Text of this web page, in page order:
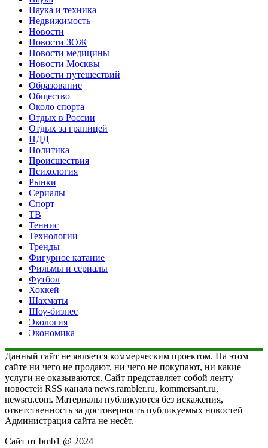
Наука и техника
Недвижимость
Новости
Новости ЗОЖ
Новости медицины
Новости Москвы
Новости путешествий
Образование
Общество
Около спорта
Отдых в России
Отдых за границей
ПДД
Политика
Происшествия
Психология
Рынки
Сериалы
Спорт
ТВ
Теннис
Технологии
Тренды
Фигурное катание
Фильмы и сериалы
Футбол
Хоккей
Шахматы
Шоу-бизнес
Экология
Экономика
Данный сайт не является коммерческим проектом. На этом
сайте ни чего не продают, ни чего не покупают, ни какие
услуги не оказываются. Сайт представляет собой ленту
новостей RSS канала news.rambler.ru, kommersant.ru,
newsru.com. Материалы публикуются без искажения,
ответственность за достоверность публикуемых новостей
Администрация сайта не несёт.
Сайт от bmb1 @ 2024